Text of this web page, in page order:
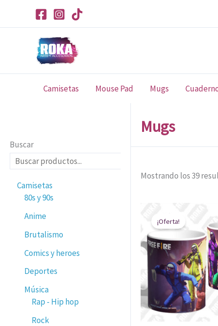
Camisetas Mouse Pad Mugs
Buscar
Camisetas
80s y 90s
Anime
Brutalismo
Comics y heroes
Deportes
Música
Rap - Hip hop
Rock
Mugs
Mostrando los 39
¡Oferta!
era:
$